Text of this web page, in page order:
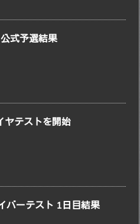
式予選結果
テストを開始
バーテスト 1日目結果